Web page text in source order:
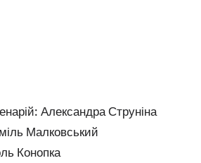
Александра Струніна
Малковський
Конопка